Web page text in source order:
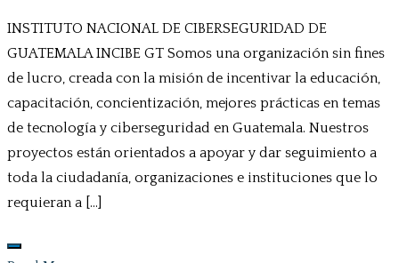
INSTITUTO NACIONAL DE CIBERSEGURIDAD DE
GUATEMALA INCIBE GT Somos una organización sin fines
de lucro, creada con la misión de incentivar la educación,
capacitación, concientización, mejores prácticas en temas
de tecnología y ciberseguridad en Guatemala. Nuestros
proyectos están orientados a apoyar y dar seguimiento a
toda la ciudadanía, organizaciones e instituciones que lo
requieran a […]